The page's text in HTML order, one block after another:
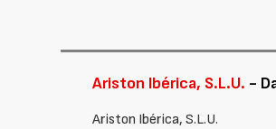
Ariston Ibérica, S.L.U. -
Ariston Ibérica, S.L.U.